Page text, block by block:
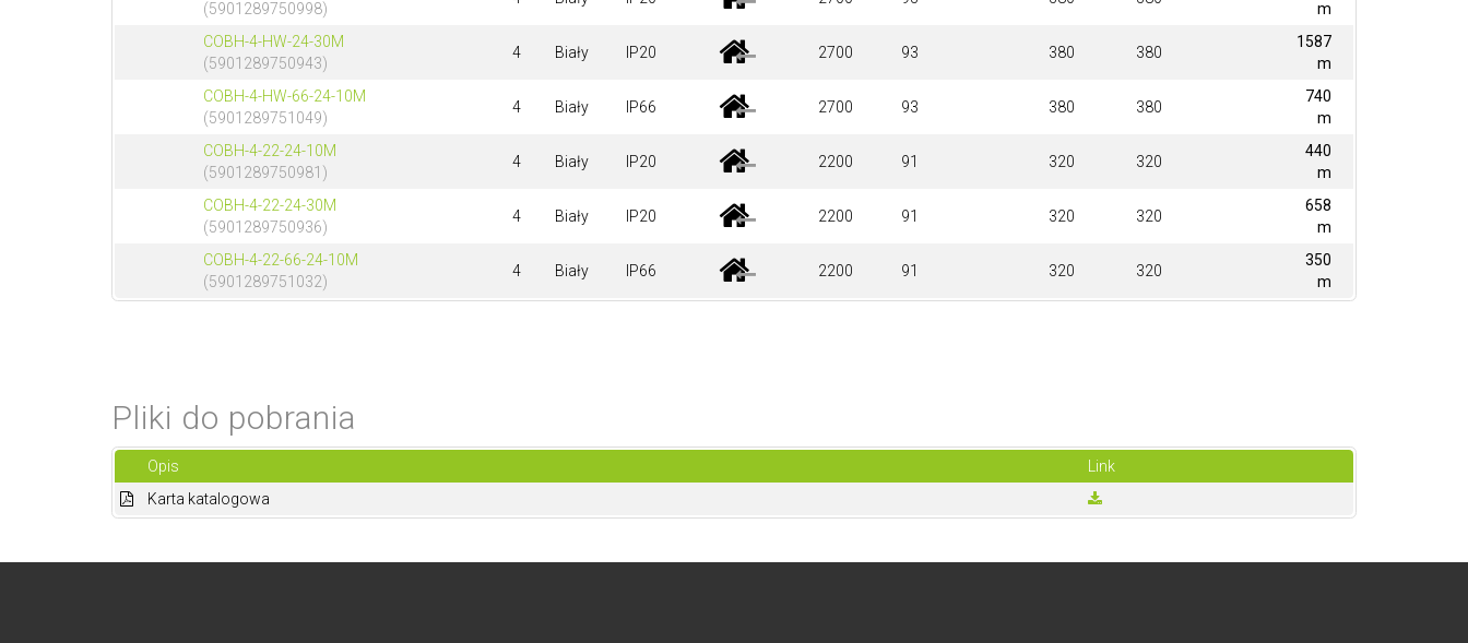
(5901289750998)
m
COBH-4-HW-24-30M
(5901289750943)
4 Biały IP20 2700 93 380 380
1587
m
COBH-4-HW-66-24-10M
(5901289751049)
4 Biały IP66 2700 93 380 380
740
m
COBH-4-22-24-10M
(5901289750981)
4 Biały IP20 2200 91 320 320
440
m
COBH-4-22-24-30M
(5901289750936)
4 Biały IP20 2200 91 320 320
658
m
COBH-4-22-66-24-10M
(5901289751032)
4 Biały IP66 2200 91 320 320
350
m
Pliki do pobrania
Opis
Link
Karta katalogowa